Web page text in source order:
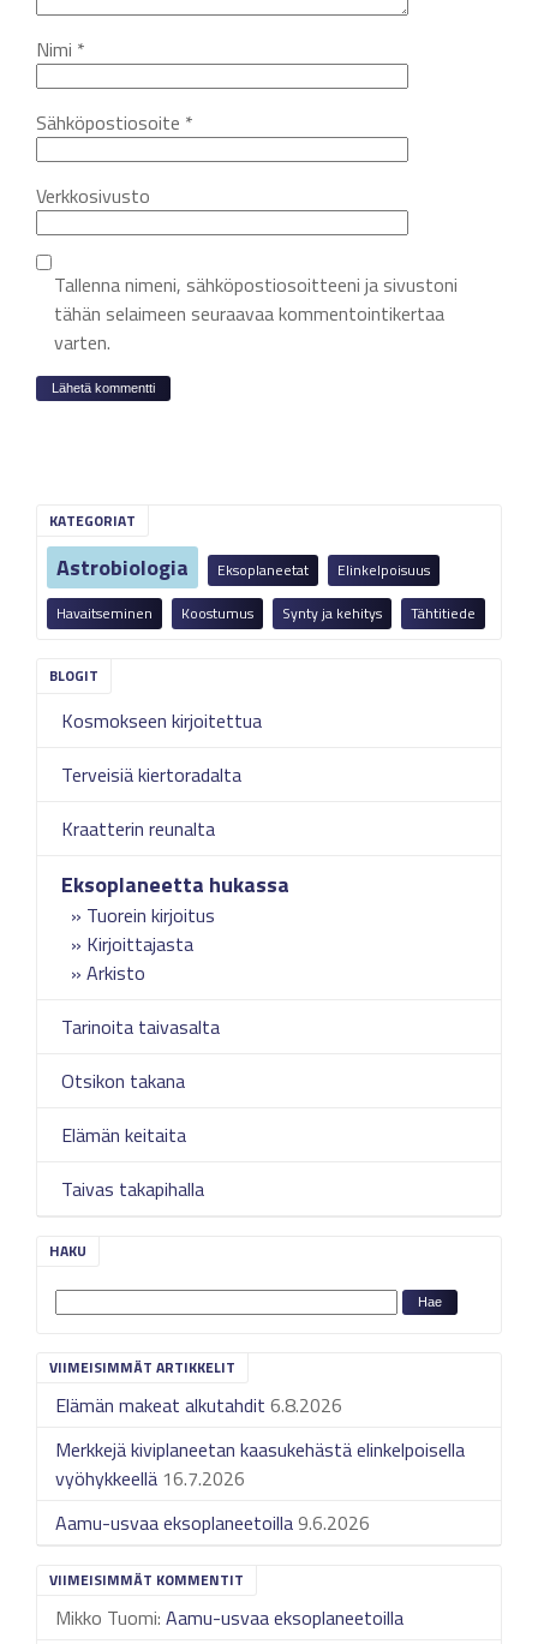
KATEGORIAT
Astrobiologia Eksoplaneetat
Elinkelpoisuus
Havaitseminen
Koostumus Synty ja kehitys Tähtitiede
Kosmokseen kirjoitettua
Terveisiä kiertoradalta
Kraatterin reunalta
Eksoplaneetta hukassa
Tuorein kirjoitus
Kirjoittajasta
Arkisto
Tarinoita taivasalta
Otsikon takana
Elämän keitaita
Taivas takapihalla
HAKU
VIIMEISIMMÄT ARTIKKELIT
Elämän makeat alkutahdit 6.8.2026
Merkkejä kiviplaneetan kaasukehästä elinkelpoisella
vyöhykkeellä 16.7.2026
Aamu-usvaa eksoplaneetoilla9.6.2026
VIIMEISIMMÄT KOMMENTIT
Mikko Tuomi: Aamu-usvaa eksoplaneetoilla
Nimi *
Sähköpostiosoite *
Verkkosivusto
Tallenna nimeni, sähköpostiosoitteeni ja sivustoni
tähän selaimeen seuraavaa kommentointikertaa
varten.